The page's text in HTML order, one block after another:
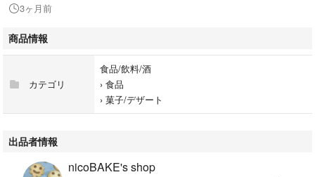
小麦粉、砂糖、塩、バター、植物油、、アーモンド ココア きなこ
保健所の許可のある施設で製造してます。
長崎市指令 保生衛第743号
3ヶ月前
商品情報
カテゴリ
食品/飲料/酒
› 食品
› 菓子/デザート
出品者情報
nicoBAKE's shop